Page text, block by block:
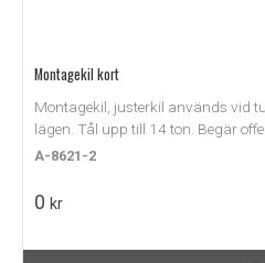
Montagekil kort
Montagekil, justerkil används vid
lägen. Tål upp till 14 ton. Begär
A-8621-2
0 kr